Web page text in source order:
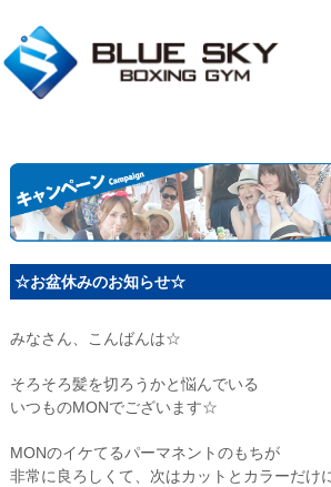
☆お盆休みのお知らせ☆
みなさん、こんばんは☆
そろそろ髪を切ろうかと悩んでいる
いつものMONでございます☆
MONのイケてるパーマネントのもちが
非常に良ろしくて、次はカットとカラーだけ